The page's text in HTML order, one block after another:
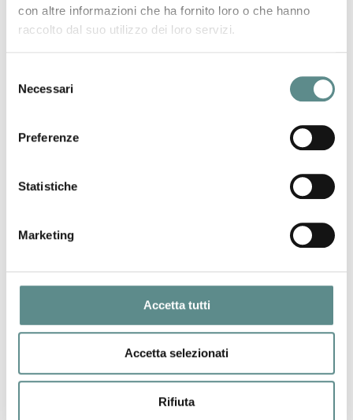
con altre informazioni che ha fornito loro o che hanno
raccolto dal suo utilizzo dei loro servizi.
delNecessari
Preferenze
Statistiche
Marketing
Accetta tutti
Accetta selezionati
Rifiuta
imballaggio (PPWR)
31/07/2026
CINA
Ultime News
06/08/2026
Regolamento sugli imballaggi e rifiuti di
imballaggio (PPWR)